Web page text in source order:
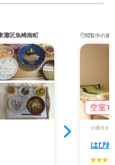
灘区魚崎南町 閲覧中の施
空室1
介護付き有
はぴ